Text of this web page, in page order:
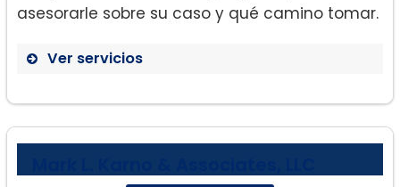
asesorarle sobre su caso y qué camino tomar.
Ver servicios